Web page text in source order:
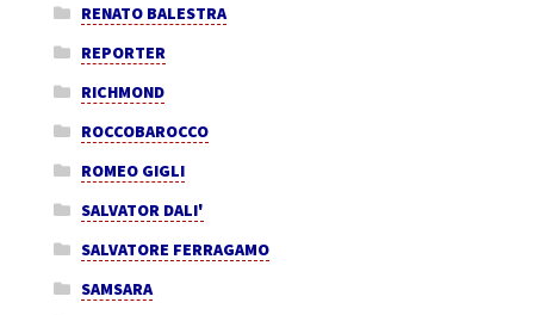
RENATO BALESTRA
REPORTER
RICHMOND
ROCCOBAROCCO
ROMEO GIGLI
SALVATOR DALI'
SALVATORE FERRAGAMO
SAMSARA